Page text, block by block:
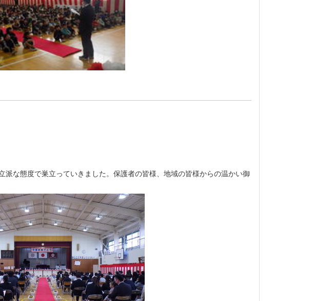
な態度で巣立っていきました。保護者の皆様、地域の皆様からの温かい御